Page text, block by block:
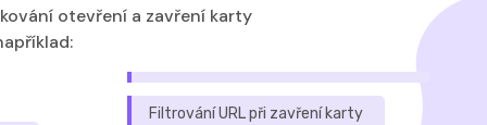
otevření a zavření karty
Filtrování URL při zavření karty